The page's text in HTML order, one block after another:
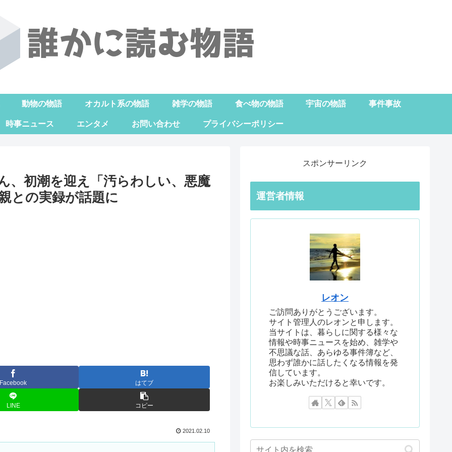
動物の物語 オカルト系の物語 雑学の物語 食べ物の物語 宇宙の物語 事件事故
時事ニュース エンタメ お問い合わせ プライバシーポリシー
、初潮を迎え「汚らわしい、悪魔
との実録が話題に
Facebook はてブ
LINE コピー
2021.02.10
スポンサーリンク
運営者情報
レオン
ご訪問ありがとうございます。
サイト管理人のレオンと申します。
当サイトは、暮らしに関する様々な
情報や時事ニュースを始め、雑学や
不思議な話、あらゆる事件簿など、
思わず誰かに話したくなる情報を発
信しています。
お楽しみいただけると幸いです。